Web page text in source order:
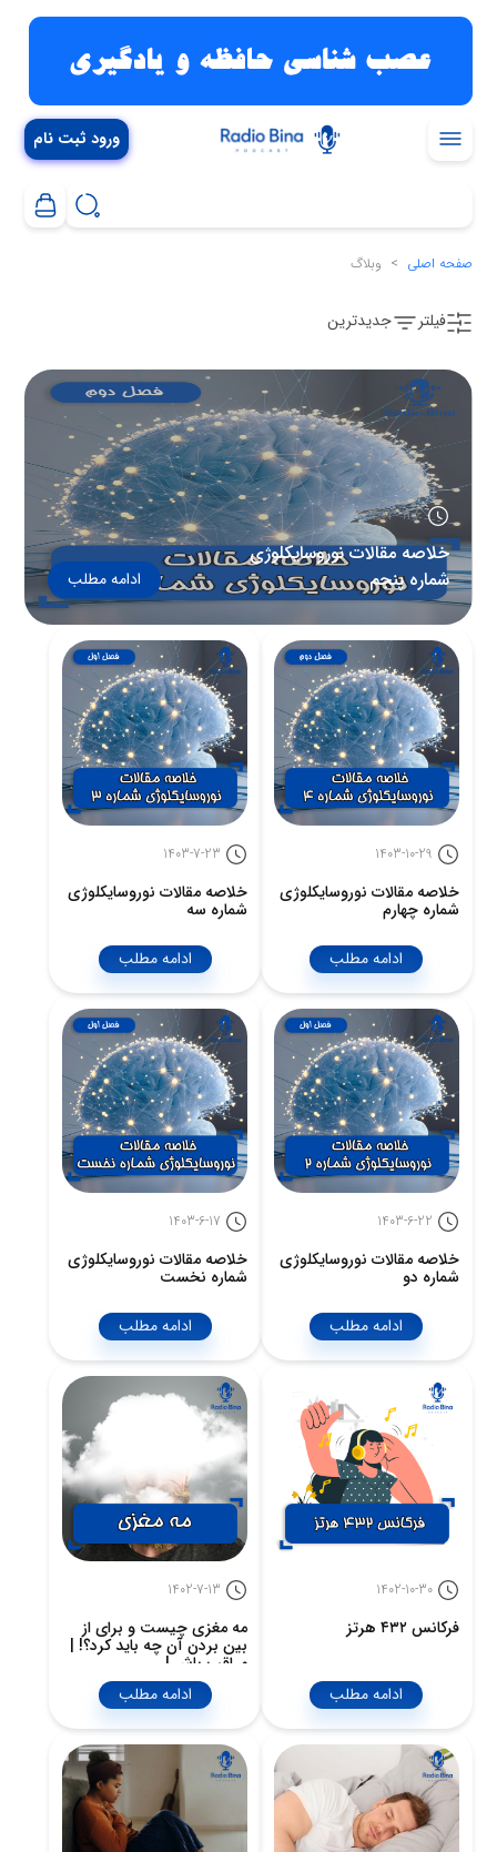
ورود ثبت نام
صفحه اصلی وبلاگ
فیلتر جدیدترین
1403-11-6
خلاصه مقالات نوروسايكلوژى
شماره پنجم
ادامه مطلب
1403-10-29
خلاصه مقالات نوروسايكلوژى
شماره چهارم
ادامه مطلب
1403-7-23
خلاصه مقالات نوروسايكلوژى
شماره سه
ادامه مطلب
1403-6-22
خلاصه مقالات نوروسايكلوژى
شماره دو
ادامه مطلب
1403-6-17
خلاصه مقالات نوروسايكلوژى
شماره نخست
ادامه مطلب
1402-10-30
فرکانس ۴۳۲ هرتز
ادامه مطلب
1402-7-13
مه مغزی چیست و برای از
بین بردن آن چه باید کرد؟! |
مراقب باش |
ادامه مطلب